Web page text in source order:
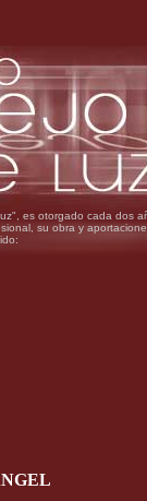
es otorgado cada dos
su obra y